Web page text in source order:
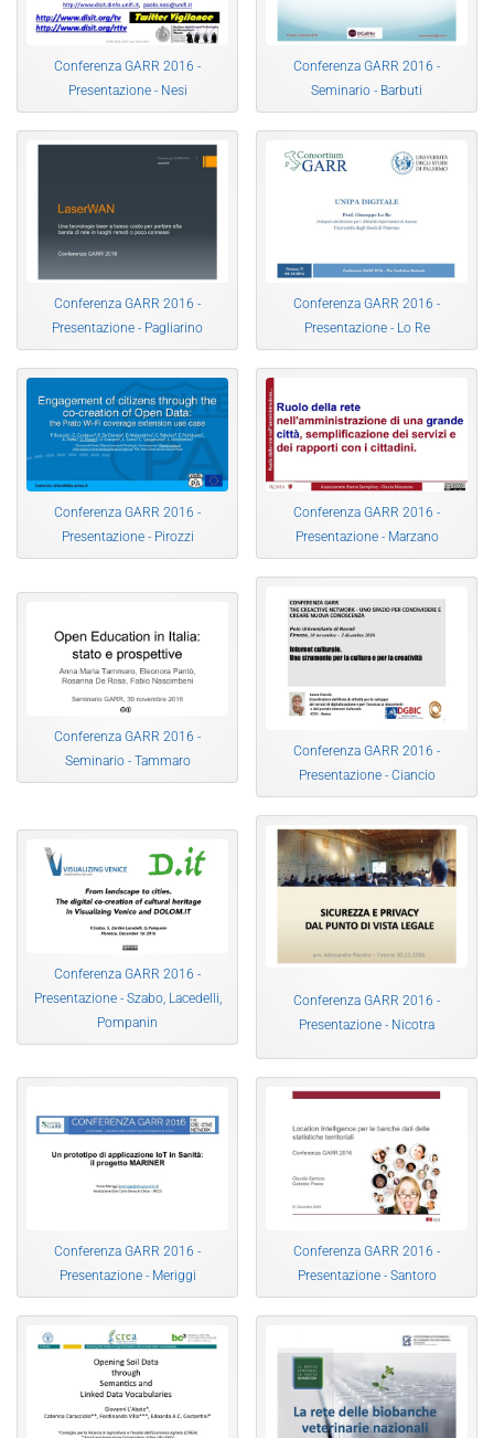
Conferenza GARR 2016 -
Presentazione - Nesi
Conferenza GARR 2016 -
Seminario - Barbuti
Conferenza GARR 2016 -
Presentazione - Pagliarino
Conferenza GARR 2016 -
Presentazione - Lo Re
Conferenza GARR 2016 -
Presentazione - Pirozzi
Conferenza GARR 2016 -
Presentazione - Marzano
Conferenza GARR 2016 -
Seminario - Tammaro
Conferenza GARR 2016 -
Presentazione - Ciancio
Conferenza GARR 2016 -
Presentazione - Szabo, Lacedelli,
Pompanin
Conferenza GARR 2016 -
Presentazione - Nicotra
Conferenza GARR 2016 -
Presentazione - Meriggi
Conferenza GARR 2016 -
Presentazione - Santoro